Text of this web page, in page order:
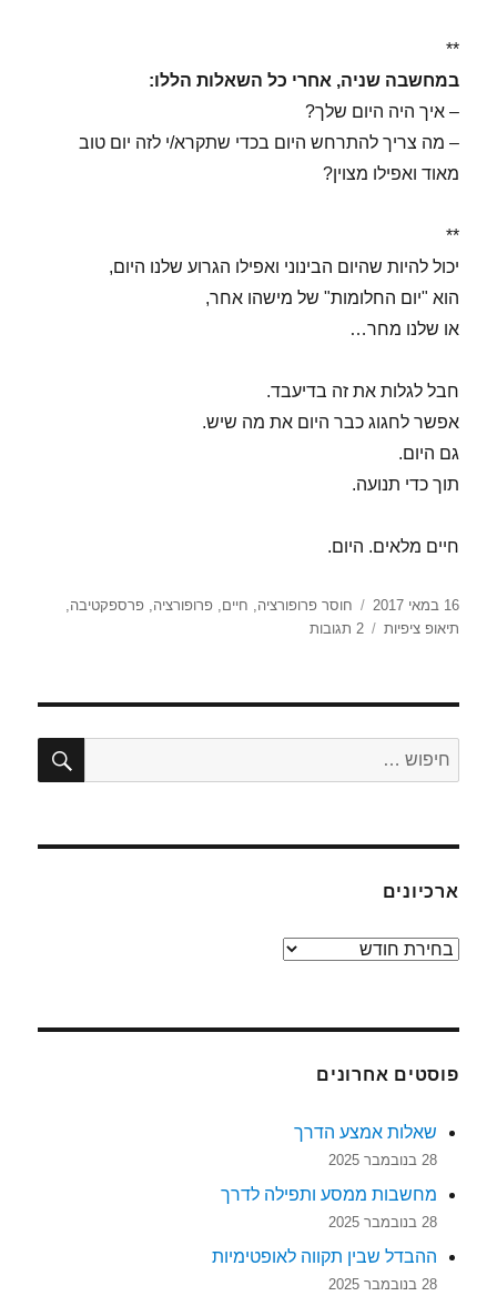
**
במחשבה שניה, אחרי כל השאלות הללו:
– איך היה היום שלך?
– מה צריך להתרחש היום בכדי שתקרא/י לזה יום טוב
מאוד ואפילו מצוין?
**
יכול להיות שהיום הבינוני ואפילו הגרוע שלנו היום,
הוא "יום החלומות" של מישהו אחר,
או שלנו מחר…
חבל לגלות את זה בדיעבד.
אפשר לחגוג כבר היום את מה שיש.
גם היום.
תוך כדי תנועה.
חיים מלאים. היום.
פורסם
בתאריך
16 במאי 2017 תגיות
חוסר פרופורציה, חיים,פרופורציה,פרספקטיבה,
תיאופ ציפיות
2 תגובות
על
חפש:
ארכיונים
ארכיונים
פוסטים אחרונים
שאלות אמצע הדרך
28 בנובמבר 2025
מחשבות ממסע ותפילה לדרך
28 בנובמבר 2025
ההבדל שבין תקווה לאופטימיות
28 בנובמבר 2025